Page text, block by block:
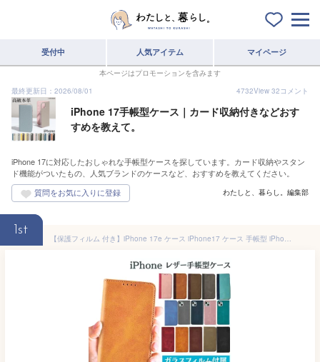
受付中 人気アイテム マイページ
本ページはプロモーションを含みます
最終更新日：2026/08/01
4732View 32コメント
iPhone 17手帳型ケース｜カード収納付きなどおす
すめを教えて。
iPhone 17に対応したおしゃれな手帳型ケースを探しています。カード収納やスタン
ド機能がついたもの、人気ブランドのケースなど、おすすめを教えてください。
わたしと、暮らし。編集部
1st
【保護フィルム 付き】iPhone 17e ケース iPhone17 ケース 手帳型 iPhone 16e ケース 手帳型 iPhone15 カバー iPhone SE 第3世代 第2世代 レザー マグネット ベルト無し iPhone13 ケース iPhoneSE3 カバー SE2 iPhone12 iPhone 14 13 12 11 8 7 Pro アイフォン プロ